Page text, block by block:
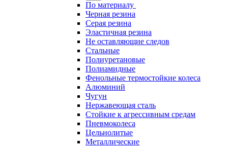
По материалу
Черная резина
Серая резина
Эластичная резина
Не оставляющие следов
Стальные
Полиуретановые
Полиамидные
Фенольные термостойкие колеса
Алюминий
Чугун
Нержавеющая сталь
Стойкие к агрессивным средам
Пневмоколеса
Цельнолитые
Металлические